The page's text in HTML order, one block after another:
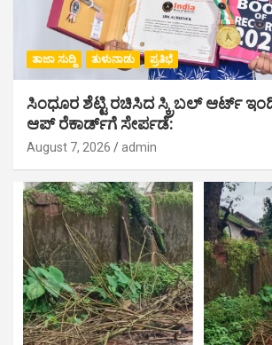
ತಾಜಾ ಸುದ್ದಿ ತುಳುನಾಡು ಪ್ರತಿಭೆ
ಸಿಂಧೂರ ಶೆಟ್ಟಿ ರಚಿಸಿದ ಸ್ಕ್ರಿಬಲ್ ಆರ್ಟ್
ಆಪ್ ರೆಕಾರ್ಡ್‌ಗೆ ಸೇರ್ಪಡೆ:
August 7, 2026 admin